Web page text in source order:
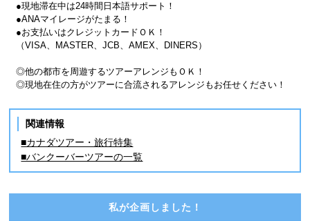
●現地滞在中は24時間日本語サポート！
●ANAマイレージがたまる！
●お支払いはクレジットカードＯＫ！
（VISA、MASTER、JCB、AMEX、DINERS）
◎他の都市を周遊するツアーアレンジもＯＫ！
◎現地在住の方がツアーに合流されるアレンジもお任せください！
関連情報
■カナダツアー・旅行特集
■バンクーバーツアーの一覧
私が企画しました！